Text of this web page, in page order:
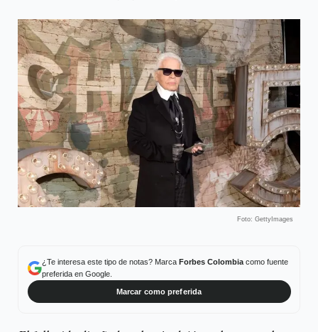
Foto: GettyImages
¿Te interesa este tipo de notas? Marca Forbes Colombiacomo fuente
preferida en Google.
Marcar como preferida